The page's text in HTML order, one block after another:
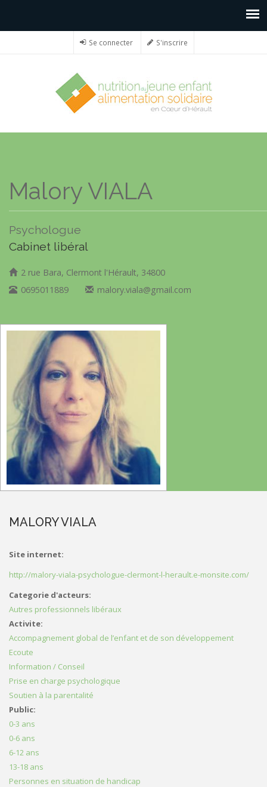
Se connecter S'inscrire
Malory VIALA
Psychologue
Cabinet libéral
2 rue Bara, Clermont l'Hérault, 34800
0695011889
malory.viala@gmail.com
MALORY VIALA
Site internet:
http://malory-viala-psychologue-clermont-l-herault.e-monsite.com/
Categorie d'acteurs:
Autres professionnels libéraux
Activite:
Accompagnement global de l’enfant et de son développement
Ecoute
Information / Conseil
Prise en charge psychologique
Soutien à la parentalité
Public:
0-3 ans
0-6 ans
6-12 ans
13-18 ans
Personnes en situation de handicap